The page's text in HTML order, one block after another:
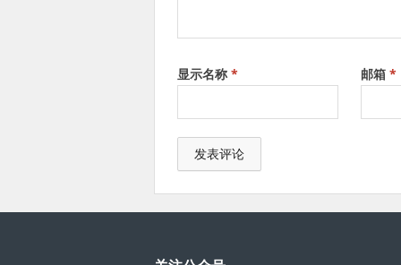
显示名称 * 邮箱 *